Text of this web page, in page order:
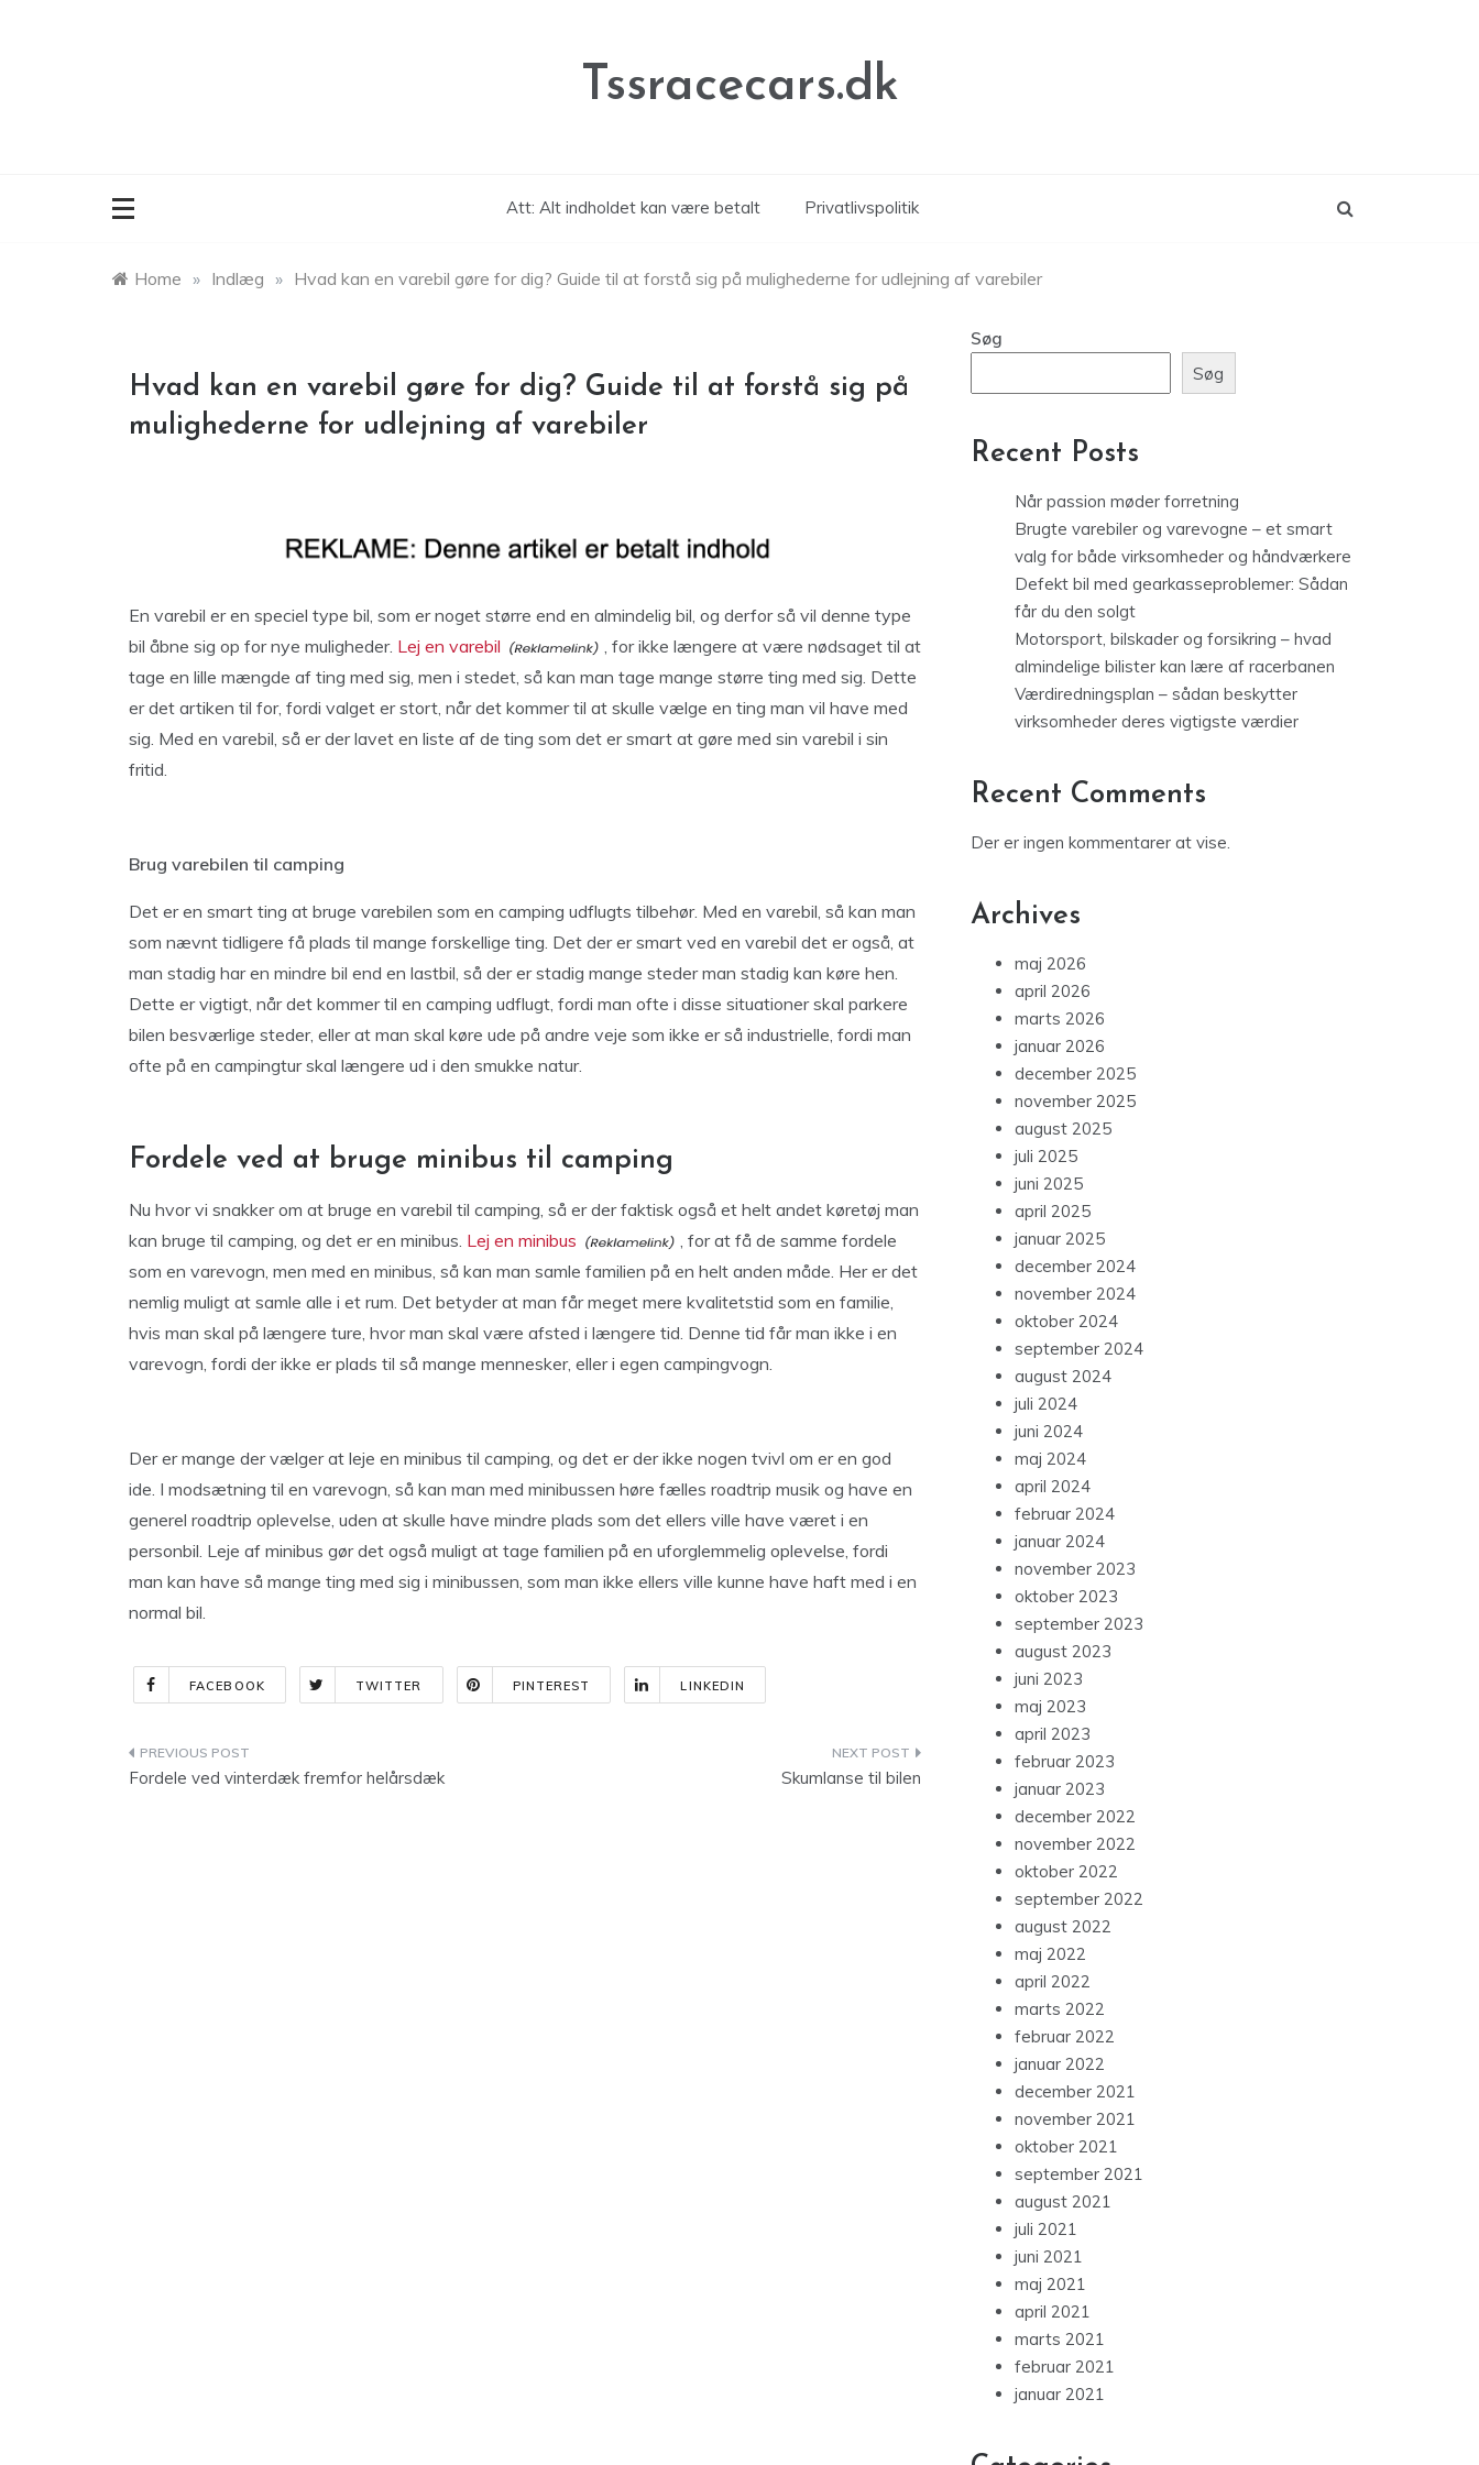
Tssracecars.dk
Att: Alt indholdet kan være betalt Privatlivspolitik
Home » Indlæg » Hvad kan en varebil gøre for dig? Guide til at forstå sig på mulighederne for udlejning af varebiler
Hvad kan en varebil gøre for dig? Guide til at forstå sig på
mulighederne for udlejning af varebiler
En varebil er en speciel type bil, som er noget større end en almindelig bil, og derfor så vil denne type
bil åbne sig op for nye muligheder. Lej en varebil
, for ikke længere at være nødsaget til at
tage en lille mængde af ting med sig, men i stedet, så kan man tage mange større ting med sig. Dette
er det artiken til for, fordi valget er stort, når det kommer til at skulle vælge en ting man vil have med
sig. Med en varebil, så er der lavet en liste af de ting som det er smart at gøre med sin varebil i sin
fritid.
Brug varebilen til camping
Det er en smart ting at bruge varebilen som en camping udflugts tilbehør. Med en varebil, så kan man
som nævnt tidligere få plads til mange forskellige ting. Det der er smart ved en varebil det er også, at
man stadig har en mindre bil end en lastbil, så der er stadig mange steder man stadig kan køre hen.
Dette er vigtigt, når det kommer til en camping udflugt, fordi man ofte i disse situationer skal parkere
bilen besværlige steder, eller at man skal køre ude på andre veje som ikke er så industrielle, fordi man
ofte på en campingtur skal længere ud i den smukke natur.
Fordele ved at bruge minibus til camping
Nu hvor vi snakker om at bruge en varebil til camping, så er der faktisk også et helt andet køretøj man
kan bruge til camping, og det er en minibus. Lej en minibus
, for at få de samme fordele
som en varevogn, men med en minibus, så kan man samle familien på en helt anden måde. Her er det
nemlig muligt at samle alle i et rum. Det betyder at man får meget mere kvalitetstid som en familie,
hvis man skal på længere ture, hvor man skal være afsted i længere tid. Denne tid får man ikke i en
varevogn, fordi der ikke er plads til så mange mennesker, eller i egen campingvogn.
Der er mange der vælger at leje en minibus til camping, og det er der ikke nogen tvivl om er en god
ide. I modsætning til en varevogn, så kan man med minibussen høre fælles roadtrip musik og have en
generel roadtrip oplevelse, uden at skulle have mindre plads som det ellers ville have været i en
personbil. Leje af minibus gør det også muligt at tage familien på en uforglemmelig oplevelse, fordi
man kan have så mange ting med sig i minibussen, som man ikke ellers ville kunne have haft med i en
normal bil.
FACEBOOK TWITTER PINTEREST LINKEDIN
Indlægsnavigation
Fordele ved vinterdæk fremfor helårsdæk Skumlanse til bilen
Søg
Søg
Recent Posts
Når passion møder forretning
Brugte varebiler og varevogne – et smart
valg for både virksomheder og håndværkere
Defekt bil med gearkasseproblemer: Sådan
får du den solgt
Motorsport, bilskader og forsikring – hvad
almindelige bilister kan lære af racerbanen
Værdiredningsplan – sådan beskytter
virksomheder deres vigtigste værdier
Recent Comments
Der er ingen kommentarer at vise.
Archives
maj 2026
april 2026
marts 2026
januar 2026
december 2025
november 2025
august 2025
juli 2025
juni 2025
april 2025
januar 2025
december 2024
november 2024
oktober 2024
september 2024
august 2024
juli 2024
juni 2024
maj 2024
april 2024
februar 2024
januar 2024
november 2023
oktober 2023
september 2023
august 2023
juni 2023
maj 2023
april 2023
februar 2023
januar 2023
december 2022
november 2022
oktober 2022
september 2022
august 2022
maj 2022
april 2022
marts 2022
februar 2022
januar 2022
december 2021
november 2021
oktober 2021
september 2021
august 2021
juli 2021
juni 2021
maj 2021
april 2021
marts 2021
februar 2021
januar 2021